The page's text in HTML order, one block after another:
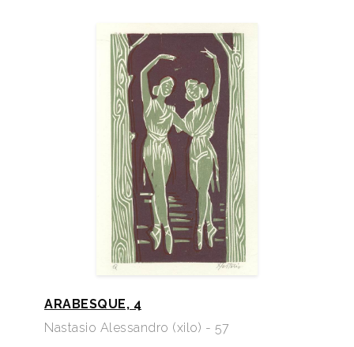
ARABESQUE, 4
Nastasio Alessandro (xilo) - 57